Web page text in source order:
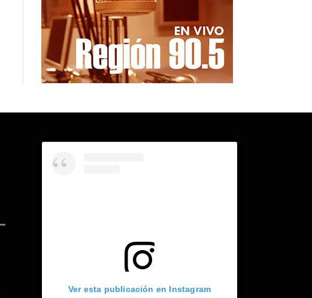
Ver esta publicación en Instagram